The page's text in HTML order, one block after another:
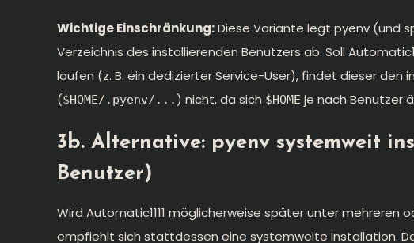
Wichtige Einschränkung:Diese Variante legt pyenv (und
Verzeichnis des installierenden Benutzers ab. Soll
laufen (z. B. ein dedizierter Service-User), findet dieser den
($HOME/.pyenv/...) nicht, da sich $HOME je nach Benutzer
3b. Alternative: pyenv systemweit
Benutzer)
Wird Automatic1111 möglicherweise später unter mehreren
empfiehlt sich stattdessen eine systemweite Installation.